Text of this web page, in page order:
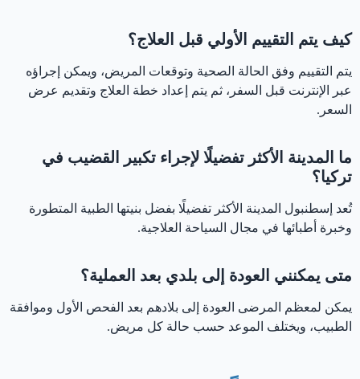
كيف يتم التقييم الأولي قبل العلاج؟
يتم التقييم وفق الحالة الصحية وتوقعات المريض، ويمكن إجراؤه
عبر الإنترنت قبل السفر، ثم يتم إعداد خطة العلاج وتقديم عرض
السعر.
ما المدينة الأكثر تفضيلًا لإجراء تكبير القضيب في
تركيا؟
تُعد إسطنبول المدينة الأكثر تفضيلًا بفضل بنيتها الطبية المتطورة
وخبرة أطبائها في مجال السياحة العلاجية.
متى يمكنني العودة إلى بلدي بعد العملية؟
يمكن لمعظم المرضى العودة إلى بلادهم بعد الفحص الأول وموافقة
الطبيب، ويختلف الموعد حسب حالة كل مريض.